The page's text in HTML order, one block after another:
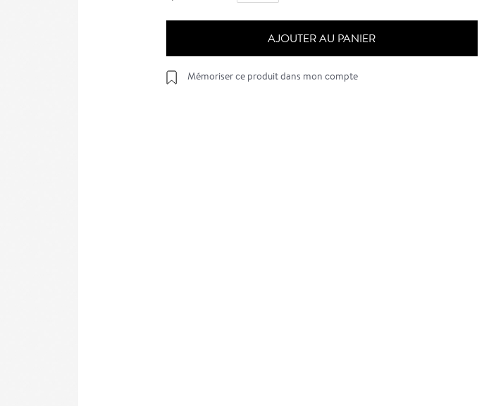
AJOUTER AU PANIER
Mémoriser ce produit dans mon compte